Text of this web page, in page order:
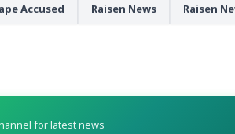
Accused Raisen News Raisen
for latest news